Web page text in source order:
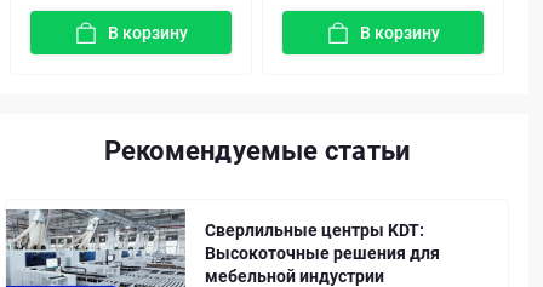
В корзину В корзину
Рекомендуемые статьи
Сверлильные центры KDT:
Высокоточные решения для
мебельной индустрии